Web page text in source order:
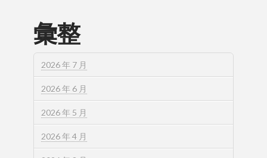
彙整
2026 年 7 月
2026 年 6 月
2026 年 5 月
2026 年 4 月